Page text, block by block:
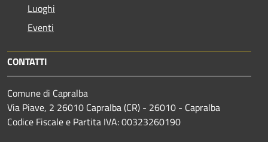
Luoghi
Eventi
CONTATTI
Comune di Capralba
Via Piave, 2 26010 Capralba (CR) - 26010 - Capralba
Codice Fiscale e Partita IVA: 00323260190